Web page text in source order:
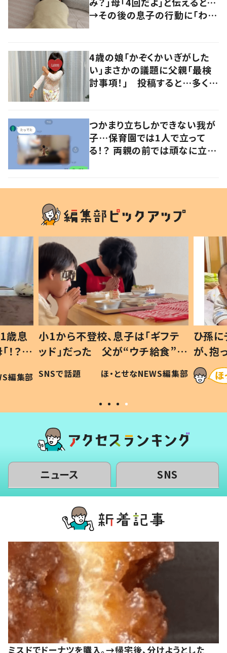
→その後の息子の行動に「わか
4歳の娘「かぞくかいぎがした
い」まさかの議題に父親「最検
討事項！」 投稿すると…多くの
つかまり立ちしかできない我が
子…保育園では1人で立って
る！？ 両親の前では頑なに立た
歳息
？」
編集部
小1から不登校、息子は「ギフテ
ッド」だった 父が“ウチ給食”を
作り続ける理由とは #令和の親
#令和の子
SNSで話題 ほ・とせなNEWS編集部
ひ孫
が、
「涙が
い」
ニュース SNS
ミスドでドーナツを購入。→帰宅後、分けようとした